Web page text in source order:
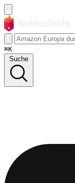
⌘K
Suche